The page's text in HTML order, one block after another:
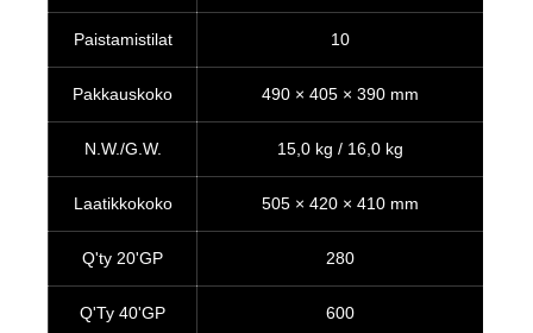
Paistamistilat 10
Pakkauskoko 490 × 405 × 390 mm
N.W./G.W. 15,0 kg / 16,0 kg
Laatikkokoko 505 × 420 × 410 mm
Q'ty 20'GP 280
Q'Ty 40'GP 600